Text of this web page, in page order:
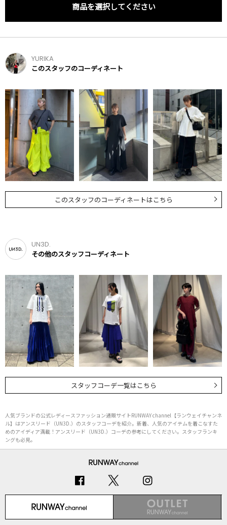
商品を選択してください
YURIKA
このスタッフのコーディネート
このスタッフのコーディネートはこちら
UN3D.
その他のスタッフコーディネート
スタッフコーデ一覧はこちら
人気ブランドの公式レディースファッション通販サイトRUNWAY channel【ランウェイチャンネ
ル】はアンスリード（UN3D.）のスタッフコーデを紹介。新着、人気のアイテムを着こなすた
めのアイディア満載！アンスリード（UN3D.）コーデの参考にしてください。スタッフランキ
ングも必見。